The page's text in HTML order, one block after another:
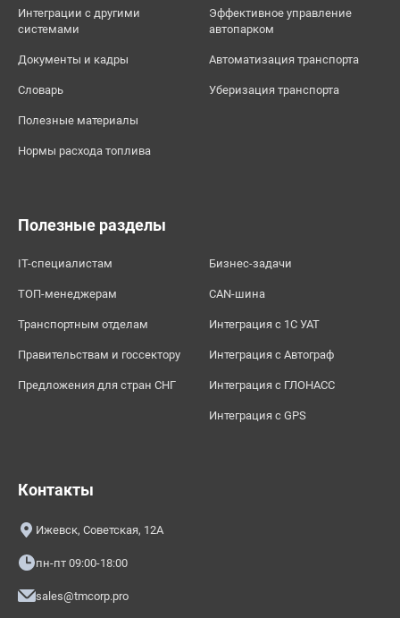
Интеграции с другими
системами
Документы и кадры
Словарь
Полезные материалы
Нормы расхода топлива
Эффективное управление
автопарком
Автоматизация транспорта
Уберизация транспорта
Полезные разделы
IT-специалистам
ТОП-менеджерам
Транспортным отделам
Правительствам и госсектору
Предложения для стран СНГ
Бизнес-задачи
CAN-шина
Интеграция с 1С УАТ
Интеграция с Автограф
Интеграция с ГЛОНАСС
Интеграция с GPS
Контакты
Ижевск, Советская, 12А
пн-пт 09:00-18:00
sales@tmcorp.pro